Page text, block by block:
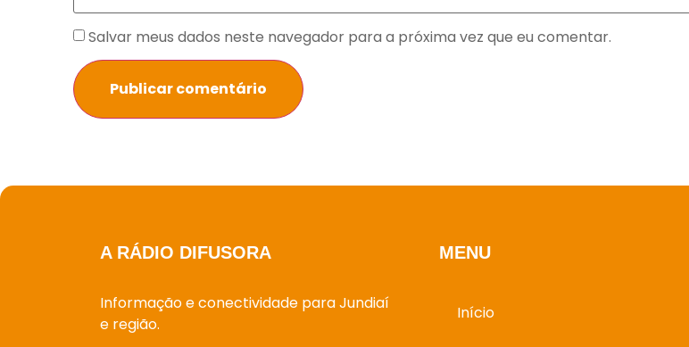
Salvar meus dados neste navegador para a próxima vez que eu comentar.
A RÁDIO DIFUSORA
Informação e conectividade para Jundiaí
e região.
MENU
Início